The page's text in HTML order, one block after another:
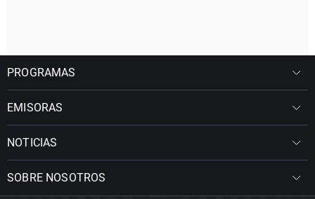
PROGRAMAS
EMISORAS
NOTICIAS
SOBRE NOSOTROS